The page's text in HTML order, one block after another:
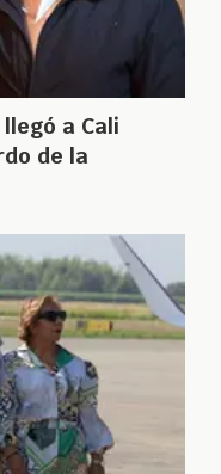
a Cali
de la